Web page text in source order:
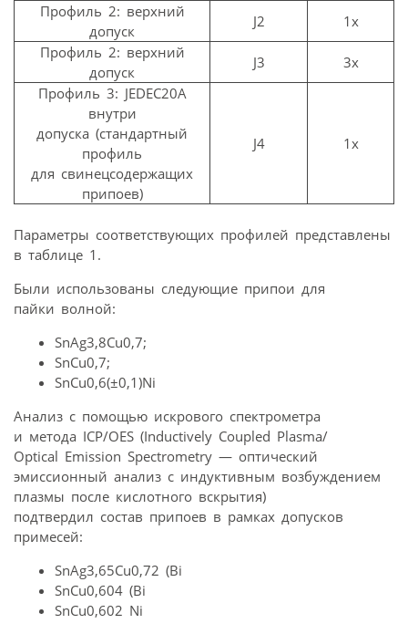
Профиль 2: верхний
допуск
J2
1x
Профиль 2: верхний
допуск
J3
3x
Профиль 3: JEDEC20A
внутри
допуска (стандартный
профиль
для свинецсодержащих
припоев)
J4 1x
Параметры соответствующих профилей представлены
в таблице 1.
Были использованы следующие припои для
пайки волной:
SnAg3,8Cu0,7;
SnCu0,7;
SnCu0,6(±0,1)Ni
Анализ с помощью искрового спектрометра
и метода ICP/OES (Inductively Coupled Plasma/
Optical Emission Spectrometry — оптический
эмиссионный анализ с индуктивным возбуждением
плазмы после кислотного вскрытия)
подтвердил состав припоев в рамках допусков
примесей:
SnAg3,65Cu0,72 (Bi
SnCu0,604 (Bi
SnCu0,602 Ni